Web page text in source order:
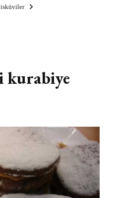
kurabiye